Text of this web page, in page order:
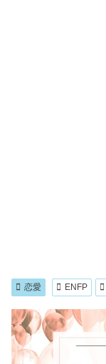
恋愛 ENFP